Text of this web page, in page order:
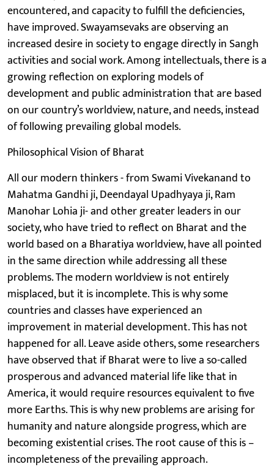
encountered, and capacity to fulfill the deficiencies,
have improved. Swayamsevaks are observing an
increased desire in society to engage directly in Sangh
activities and social work. Among intellectuals, there is a
growing reflection on exploring models of
development and public administration that are based
on our country’s worldview, nature, and needs, instead
of following prevailing global models.
Philosophical Vision of Bharat
All our modern thinkers - from Swami Vivekanand to
Mahatma Gandhi ji, Deendayal Upadhyaya ji, Ram
Manohar Lohia ji- and other greater leaders in our
society, who have tried to reflect on Bharat and the
world based on a Bharatiya worldview, have all pointed
in the same direction while addressing all these
problems. The modern worldview is not entirely
misplaced, but it is incomplete. This is why some
countries and classes have experienced an
improvement in material development. This has not
happened for all. Leave aside others, some researchers
have observed that if Bharat were to live a so-called
prosperous and advanced material life like that in
America, it would require resources equivalent to five
more Earths. This is why new problems are arising for
humanity and nature alongside progress, which are
becoming existential crises. The root cause of this is –
incompleteness of the prevailing approach.